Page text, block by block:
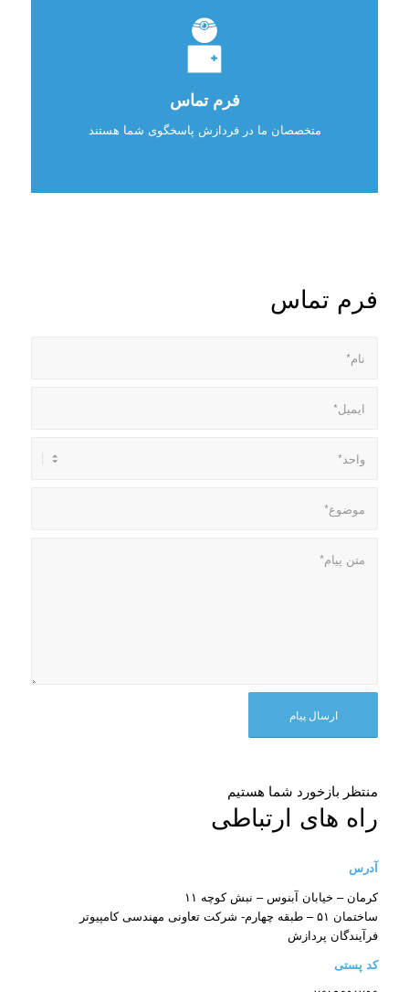
فرم تماس
متخصصان ما در فردازش پاسخگوی شما هستند
فرم تماس
منتظر بازخورد شما هستیم
راه های ارتباطی
آدرس
کرمان – خیابان آبنوس – نبش کوچه ۱۱
ساختمان ۵۱ – طبقه چهارم- شرکت تعاونی مهندسی کامپیوتر
فرآیندگان پردازش
کد پستی